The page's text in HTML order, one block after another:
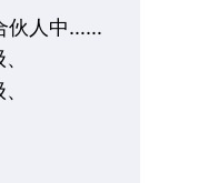
伙人中……